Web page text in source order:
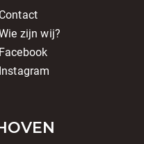
Contact
zijn wij?
Facebook
Instagram